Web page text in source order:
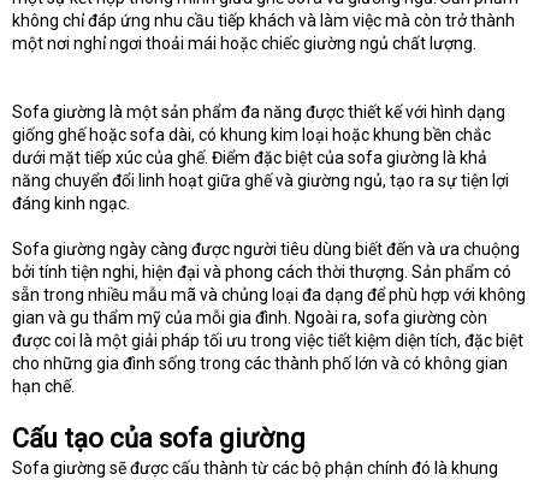
không chỉ đáp ứng nhu cầu tiếp khách và làm việc mà còn trở thành
một nơi nghỉ ngơi thoải mái hoặc chiếc giường ngủ chất lượng.
Sofa giường là một sản phẩm đa năng được thiết kế với hình dạng
giống ghế hoặc sofa dài, có khung kim loại hoặc khung bền chắc
dưới mặt tiếp xúc của ghế. Điểm đặc biệt của sofa giường là khả
năng chuyển đổi linh hoạt giữa ghế và giường ngủ, tạo ra sự tiện lợi
đáng kinh ngạc.
Sofa giường ngày càng được người tiêu dùng biết đến và ưa chuộng
bởi tính tiện nghi, hiện đại và phong cách thời thượng. Sản phẩm có
sẵn trong nhiều mẫu mã và chủng loại đa dạng để phù hợp với không
gian và gu thẩm mỹ của mỗi gia đình. Ngoài ra, sofa giường còn
được coi là một giải pháp tối ưu trong việc tiết kiệm diện tích, đặc biệt
cho những gia đình sống trong các thành phố lớn và có không gian
hạn chế.
Cấu tạo của sofa giường
Sofa giường sẽ được cấu thành từ các bộ phận chính đó là khung